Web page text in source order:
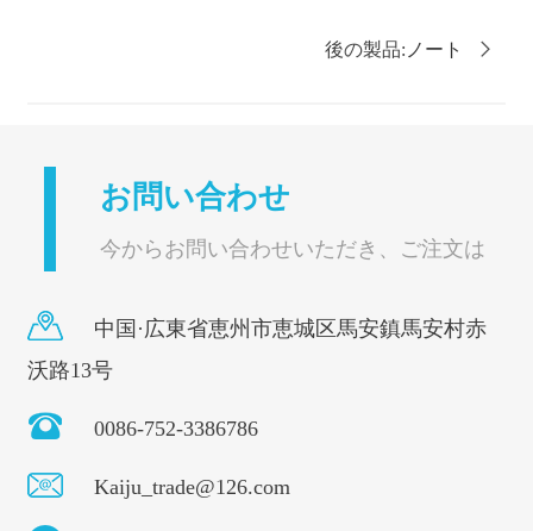
後の製品: ノート 
お問い合わせ
今からお問い合わせいただき、ご注文は
中国·広東省恵州市恵城区馬安鎮馬安村赤
沃路13号
0086-752-3386786
Kaiju_trade@126.com